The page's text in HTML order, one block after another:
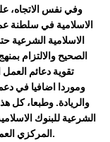
وفي نفس الاتجاه،
الاسلامية في سلطنة
الاسلامية الشرعية
الصحيح والالتزام
تقوية دعائم
وموردا اضافيا في دعم
والريادة. وطبعا، كل
الشرعية للبنوك
المركزي العماني وقيادته الحكيمة. ولنسير بعزم في هذا الاتجاه.